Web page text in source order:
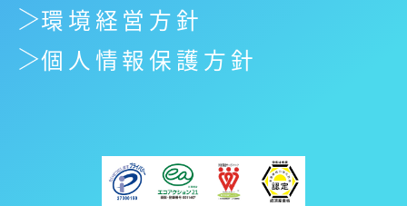
環境経営方針
個人情報保護方針